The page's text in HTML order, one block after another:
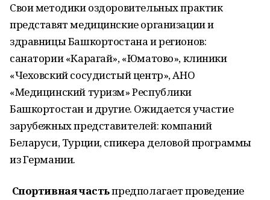
Свои методики оздоровительных практик
представят медицинские организации и
здравницы Башкортостана и регионов:
санатории «Карагай», «Юматово», клиники
«Чеховский сосудистый центр», АНО
«Медицинский туризм» Республики
Башкортостан и другие. Ожидается участие
зарубежных представителей: компаний
Беларуси, Турции, спикера деловой программы
из Германии.
Спортивная частьпредполагает проведение